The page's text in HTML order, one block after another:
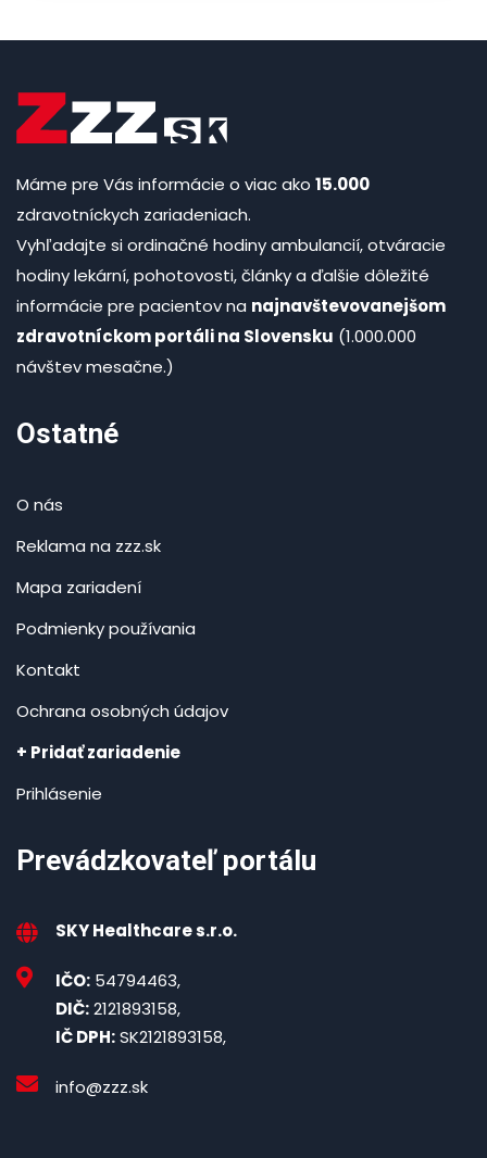
Máme pre Vás informácie o viac ako 15.000
zdravotníckych zariadeniach.
Vyhľadajte si ordinačné hodiny ambulancií, otváracie
hodiny lekární, pohotovosti, články a ďalšie dôležité
informácie pre pacientov na najnavštevovanejšom
zdravotníckom portáli na Slovensku (1.000.000
návštev mesačne.)
Ostatné
O nás
Reklama na zzz.sk
Mapa zariadení
Podmienky používania
Kontakt
Ochrana osobných údajov
+ Pridať zariadenie
Prihlásenie
Prevádzkovateľ portálu
SKY Healthcare s.r.o.
IČO: 54794463,
DIČ:2121893158,
IČ DPH:SK2121893158,
info@zzz.sk